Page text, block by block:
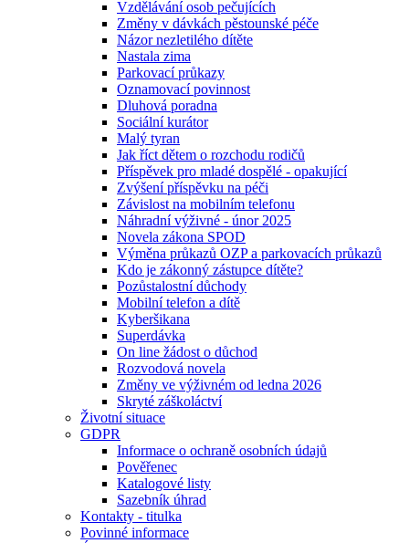
Vzdělávání osob pečujících
Změny v dávkách pěstounské péče
Názor nezletilého dítěte
Nastala zima
Parkovací průkazy
Oznamovací povinnost
Dluhová poradna
Sociální kurátor
Malý tyran
Jak říct dětem o rozchodu rodičů
Příspěvek pro mladé dospělé - opakující
Zvýšení příspěvku na péči
Závislost na mobilním telefonu
Náhradní výživné - únor 2025
Novela zákona SPOD
Výměna průkazů OZP a parkovacích průkazů
Kdo je zákonný zástupce dítěte?
Pozůstalostní důchody
Mobilní telefon a dítě
Kyberšikana
Superdávka
On line žádost o důchod
Rozvodová novela
Změny ve výživném od ledna 2026
Skryté záškoláctví
Životní situace
GDPR
Informace o ochraně osobních údajů
Pověřenec
Katalogové listy
Sazebník úhrad
Kontakty - titulka
Povinné informace